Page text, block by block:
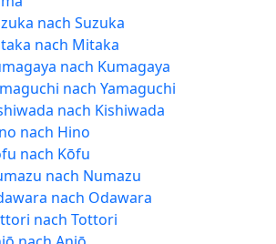
nach Suzuka
nach Mitaka
nach Kumagaya
nach Yamaguchi
nach Kishiwada
nach Hino
nach Kōfu
nach Numazu
nach Odawara
nach Tottori